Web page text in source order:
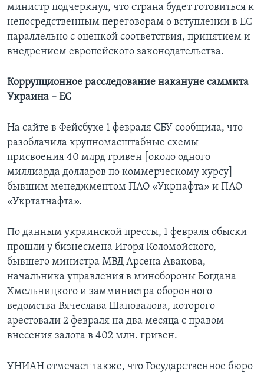
министр подчеркнул, что страна будет готовиться к
непосредственным переговорам о вступлении в ЕС
параллельно с оценкой соответствия, принятием и
внедрением европейского законодательства.
Коррупционное расследование накануне саммита
Украина – ЕС
На сайте в Фейсбуке 1 февраля СБУ сообщила, что
разоблачила крупномасштабные схемы
присвоения 40 млрд гривен [около одного
миллиарда долларов по коммерческому курсу]
бывшим менеджментом ПАО «Укрнaфта» и ПАО
«Укртатнафта».
По данным украинской прессы, 1 февраля обыски
прошли у бизнесмена Игоря Коломойского,
бывшего министра МВД Арсена Авакова,
начальника управления в минобороны Богдана
Хмельницкого и замминистра оборонного
ведомства Вячеслава Шаповалова, которого
арестовали 2 февраля на два месяца с правом
внесения залога в 402 млн. гривен.
УНИАН отмечает также, что Государственное бюро